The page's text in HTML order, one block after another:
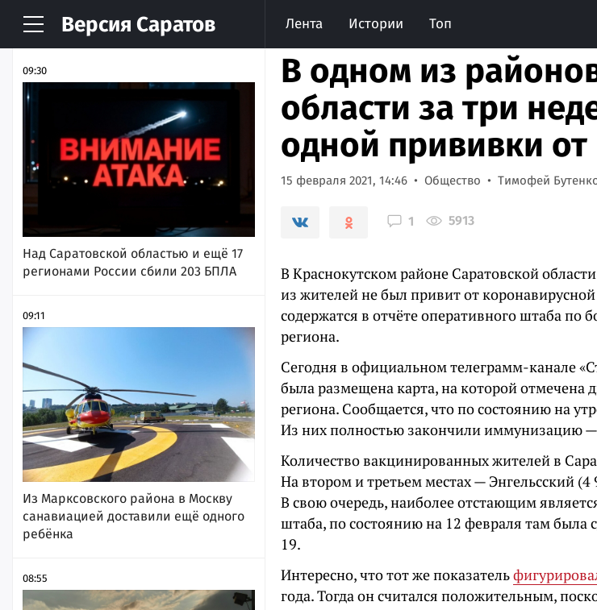
Версия Саратов Лента Истории Топ
НОВОСТИ АРХИВ
09:30
Над Саратовской областью и ещё 17
регионами России сбили 203 БПЛА
09:11
Из Марксовского района в Москву
санавиацией доставили ещё одного
ребёнка
08:55
В одном из
области за три
одной прививки
15 февраля 2021, 14:46 Общество Тимофей
1 5913
В Краснокутском районе Саратовской
из жителей не был привит от
содержатся в отчёте оперативного штаба по
региона.
Сегодня в официальном телеграмм-канале
была размещена карта, на которой
региона. Сообщается, что по состоянию на
Из них полностью закончили иммунизацию —
Количество вакцинированных жителей в
На втором и третьем местах — Энгельсский
В свою очередь, наиболее отстающим
штаба, по состоянию на 12 февраля там была
19.
Интересно, что тот же показатель
года. Тогда он считался положительным,